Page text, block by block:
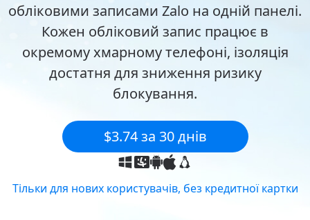
обліковими записами Zalo на одній панелі.
Кожен обліковий запис працює в
окремому хмарному телефоні, ізоляція
достатня для зниження ризику
блокування.
$3.74 за 30 днів
Тільки для нових користувачів, без кредитної картки